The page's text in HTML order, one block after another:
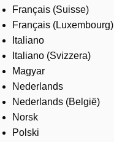
Français (Suisse)
Français (Luxembourg)
Italiano
Italiano (Svizzera)
Magyar
Nederlands
Nederlands (België)
Norsk
Polski